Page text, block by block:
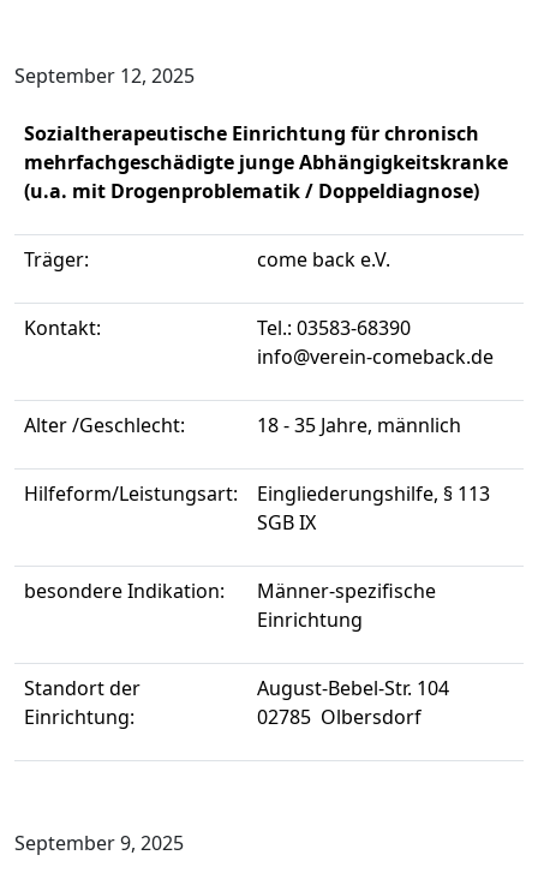
September 12, 2025
Sozialtherapeutische Einrichtung für chronisch
mehrfachgeschädigte junge Abhängigkeitskranke
(u.a. mit Drogenproblematik / Doppeldiagnose)
Träger: come back e.V.
Kontakt:
Tel.: 03583-68390
info@verein-comeback.de
Alter /Geschlecht: 18 - 35 Jahre, männlich
Hilfeform/Leistungsart:
Eingliederungshilfe, § 113
SGB IX
besondere Indikation:
Männer-spezifische
Einrichtung
Standort der
Einrichtung:
August-Bebel-Str. 104
02785 Olbersdorf
September 9, 2025